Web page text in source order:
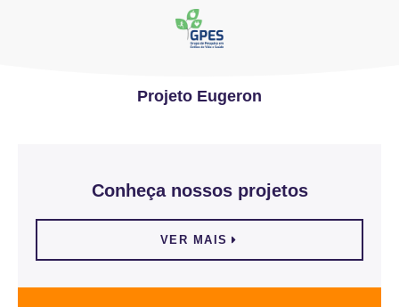
Projeto Eugeron
Conheça nossos projetos
VER MAIS